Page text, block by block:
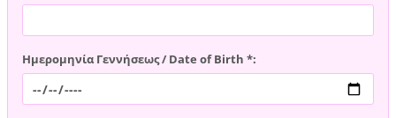
Ημερομηνία Γεννήσεως / Date of Birth *: